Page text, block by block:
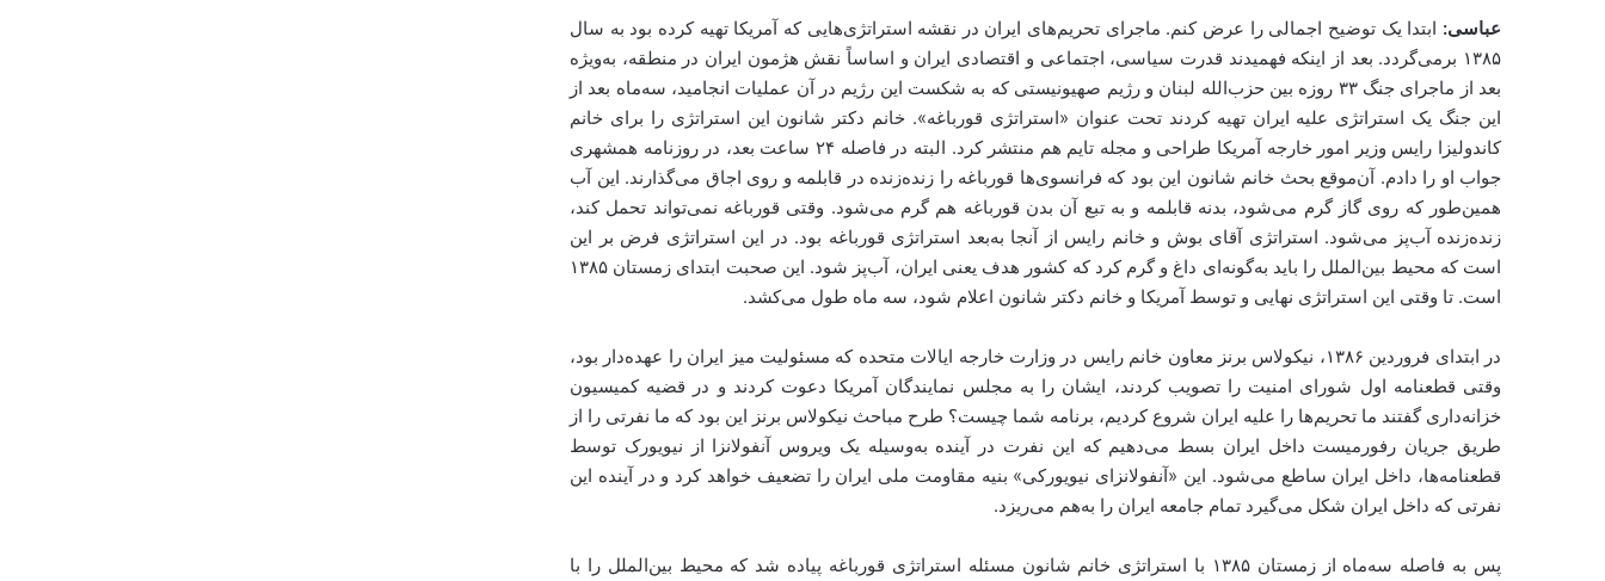
عباسی: ابتدا یک توضیح اجمالی را عرض کنم. ماجرای تحریم‌های ایران در نقشه استراتژی‌هایی که آمریکا تهیه کرده بود به سال
۱۳۸۵ برمی‌گردد. بعد از اینکه فهمیدند قدرت سیاسی، اجتماعی و اقتصادی ایران و اساساً نقش هژمون ایران در منطقه، به‌ویژه
بعد از ماجرای جنگ ۳۳ روزه بین حزب‌الله لبنان و رژیم صهیونیستی که به شکست این رژیم در آن عملیات انجامید، سه‌ماه بعد از
این جنگ یک استراتژی علیه ایران تهیه کردند تحت عنوان «استراتژی قورباغه». خانم دکتر شانون این استراتژی را برای خانم
کاندولیزا رایس وزیر امور خارجه آمریکا طراحی و مجله تایم هم منتشر کرد. البته در فاصله ۲۴ ساعت بعد، در روزنامه همشهری
جواب او را دادم. آن‌موقع بحث خانم شانون این بود که فرانسوی‌ها قورباغه را زنده‌زنده در قابلمه و روی اجاق می‌گذارند. این آب
همین‌طور که روی گاز گرم می‌شود، بدنه قابلمه و به تبع آن بدن قورباغه هم گرم می‌شود. وقتی قورباغه نمی‌تواند تحمل کند،
زنده‌زنده آب‌پز می‌شود. استراتژی آقای بوش و خانم رایس از آنجا به‌بعد استراتژی قورباغه بود. در این استراتژی فرض بر این
است که محیط بین‌الملل را باید به‌گونه‌ای داغ و گرم کرد که کشور هدف یعنی ایران، آب‌پز شود. این صحبت ابتدای زمستان ۱۳۸۵
است. تا وقتی این استراتژی نهایی و توسط آمریکا و خانم دکتر شانون اعلام شود، سه ماه طول می‌کشد.
در ابتدای فروردین ۱۳۸۶، نیکولاس برنز معاون خانم رایس در وزارت خارجه ایالات متحده که مسئولیت میز ایران را عهده‌دار بود،
وقتی قطعنامه اول شورای امنیت را تصویب کردند، ایشان را به مجلس نمایندگان آمریکا دعوت کردند و در قضیه کمیسیون
خزانه‌داری گفتند ما تحریم‌ها را علیه ایران شروع کردیم، برنامه شما چیست؟ طرح مباحث نیکولاس برنز این بود که ما نفرتی را از
طریق جریان رفورمیست داخل ایران بسط می‌دهیم که این نفرت در آینده به‌وسیله یک ویروس آنفولانزا از نیویورک توسط
قطعنامه‌ها، داخل ایران ساطع می‌شود. این «آنفولانزای نیویورکی» بنیه مقاومت ملی ایران را تضعیف خواهد کرد و در آینده این
نفرتی که داخل ایران شکل می‌گیرد تمام جامعه ایران را به‌هم می‌ریزد.
پس به فاصله سه‌ماه از زمستان ۱۳۸۵ با استراتژی خانم شانون مسئله استراتژی قورباغه پیاده شد که محیط بین‌الملل را با